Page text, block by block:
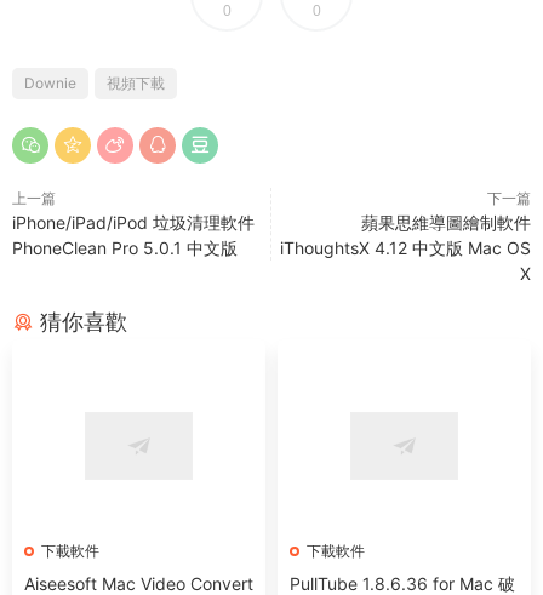
0 0
Downie 視頻下載
上一篇
iPhone/iPad/iPod 垃圾清理軟件
PhoneClean Pro 5.0.1 中文版
下一篇
蘋果思維導圖繪制軟件
iThoughtsX 4.12 中文版 Mac OS
X
猜你喜歡
下載軟件
Aiseesoft Mac Video Convert
下載軟件
PullTube 1.8.6.36 for Mac 破